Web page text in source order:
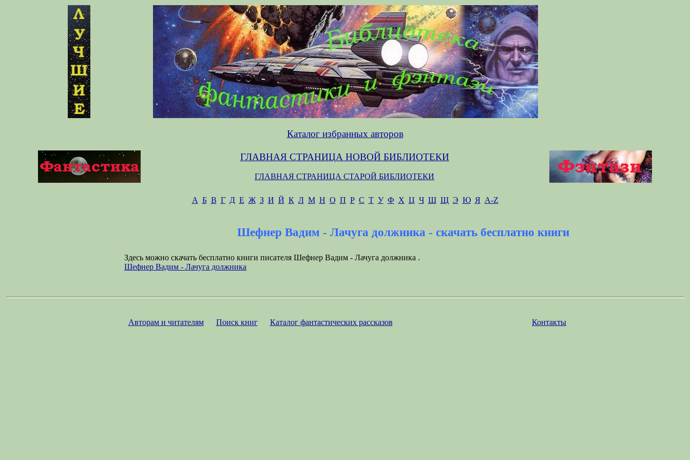
Каталог избранных авторов
ГЛАВНАЯ СТРАНИЦА НОВОЙ БИБЛИОТЕКИ
ГЛАВНАЯ СТРАНИЦА СТАРОЙ БИБЛИОТЕКИ
А Б В Г Д Е Ж З И Й К Л М Н О П Р С Т У Ф Х Ц Ч Ш Щ Э Ю Я A-Z
Шефнер Вадим - Лачуга должника - скачать бесплатно книги
Здесь можно скачать бесплатно книги писателя Шефнер Вадим - Лачуга должника .
Шефнер Вадим - Лачуга должника
Авторам и читателям Поиск книг Каталог фантастических рассказов Контакты